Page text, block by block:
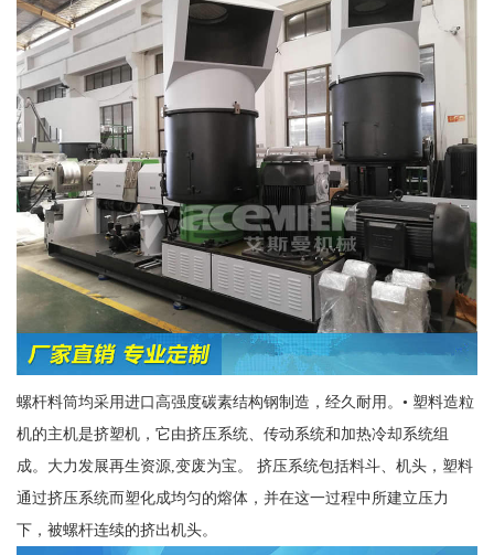
螺杆料筒均采用进口高强度碳素结构钢制造，经久耐用。• 塑料造粒
机的主机是挤塑机，它由挤压系统、传动系统和加热冷却系统组
成。大力发展再生资源,变废为宝。 挤压系统包括料斗、机头，塑料
通过挤压系统而塑化成均匀的熔体，并在这一过程中所建立压力
下，被螺杆连续的挤出机头。